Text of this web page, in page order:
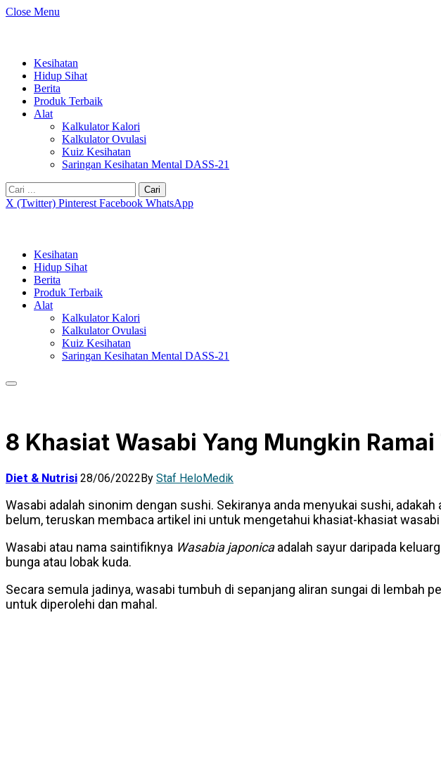
Close Menu
Kesihatan
Hidup Sihat
Berita
Produk Terbaik
Alat
Kalkulator Kalori
Kalkulator Ovulasi
Kuiz Kesihatan
Saringan Kesihatan Mental DASS-21
Cari:
X (Twitter) Pinterest Facebook WhatsApp
Kesihatan
Hidup Sihat
Berita
Produk Terbaik
Alat
Kalkulator Kalori
Kalkulator Ovulasi
Kuiz Kesihatan
Saringan Kesihatan Mental DASS-21
8 Khasiat Wasabi Yang Mungkin
Diet & Nutrisi 28/06/2022By Staf HeloMedik
Wasabi adalah sinonim dengan sushi. Sekiranya anda menyukai sushi,
belum, teruskan membaca artikel ini untuk mengetahui khasiat-khasiat
Wasabi atau nama saintifiknya Wasabia japonicaadalah sayur daripada
bunga atau lobak kuda.
Secara semula jadinya, wasabi tumbuh di sepanjang aliran sungai di lembah
untuk diperolehi dan mahal.